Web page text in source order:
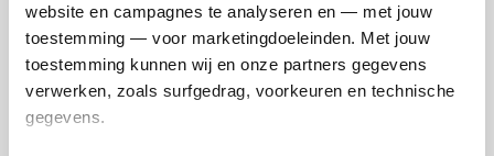
website en campagnes te analyseren en — met jouw
toestemming — voor marketingdoeleinden. Met jouw
toestemming kunnen wij en onze partners gegevens
verwerken, zoals surfgedrag, voorkeuren en technische
gegevens.